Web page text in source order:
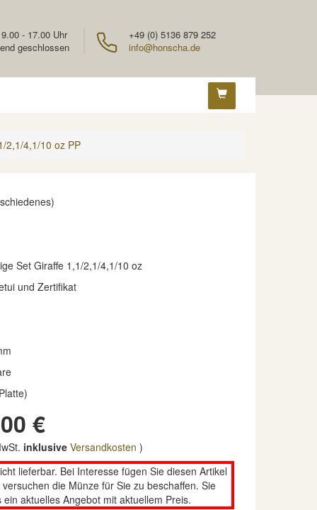
+49 (0) 5136 879 252
info@honscha.de
- 17.00 Uhr
geschlossen
2,1/4,1/10 oz PP
Set Giraffe 1,1/2,1/4,1/10 oz
und Zertifikat
€
inklusive Versandkosten )
lieferbar. Bei Interesse fügen Sie diesen Artikel
die Münze für Sie zu beschaffen. Sie
aktuelles Angebot mit aktuellem Preis.